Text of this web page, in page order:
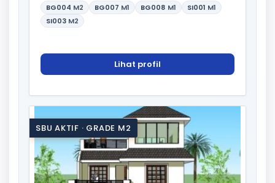
BG004 M2 BG007 M1 BG008 M1 SI001 M1
SI003 M2
Lihat profil
SBU AKTIF · GRADE M2